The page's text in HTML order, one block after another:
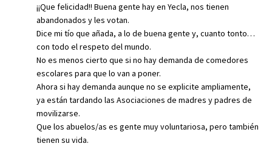
¡¡Que felicidad!! Buena gente hay en Yecla, nos tienen
abandonados y les votan.
Dice mi tío que añada, a lo de buena gente y, cuanto tonto…
con todo el respeto del mundo.
No es menos cierto que si no hay demanda de comedores
escolares para que lo van a poner.
Ahora si hay demanda aunque no se explicite ampliamente,
ya están tardando las Asociaciones de madres y padres de
movilizarse.
Que los abuelos/as es gente muy voluntariosa, pero también
tienen su vida.